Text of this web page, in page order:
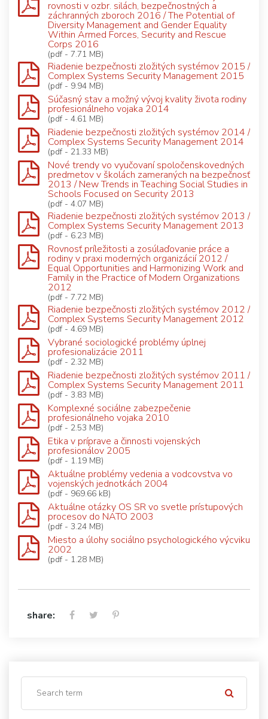
rovnosti v ozbr. silách, bezpečnostných a
záchranných zboroch 2016 / The Potential of
Diversity Management and Gender Equality
Within Armed Forces, Security and Rescue
Corps 2016
(pdf - 7.71 MB)
Riadenie bezpečnosti zložitých systémov 2015 /
Complex Systems Security Management 2015
(pdf - 9.94 MB)
Súčasný stav a možný vývoj kvality života rodiny
profesionálneho vojaka 2014
(pdf - 4.61 MB)
Riadenie bezpečnosti zložitých systémov 2014 /
Complex Systems Security Management 2014
(pdf - 21.33 MB)
Nové trendy vo vyučovaní spoločenskovedných
predmetov v školách zameraných na bezpečnosť
2013 / New Trends in Teaching Social Studies in
Schools Focused on Security 2013
(pdf - 4.07 MB)
Riadenie bezpečnosti zložitých systémov 2013 /
Complex Systems Security Management 2013
(pdf - 6.23 MB)
Rovnosť príležitosti a zosúlaďovanie práce a
rodiny v praxi moderných organizácií 2012 /
Equal Opportunities and Harmonizing Work and
Family in the Practice of Modern Organizations
2012
(pdf - 7.72 MB)
Riadenie bezpečnosti zložitých systémov 2012 /
Complex Systems Security Management 2012
(pdf - 4.69 MB)
Vybrané sociologické problémy úplnej
profesionalizácie 2011
(pdf - 2.32 MB)
Riadenie bezpečnosti zložitých systémov 2011 /
Complex Systems Security Management 2011
(pdf - 3.83 MB)
Komplexné sociálne zabezpečenie
profesionálneho vojaka 2010
(pdf - 2.53 MB)
Etika v príprave a činnosti vojenských
profesionálov 2005
(pdf - 1.19 MB)
Aktuálne problémy vedenia a vodcovstva vo
vojenských jednotkách 2004
(pdf - 969.66 kB)
Aktuálne otázky OS SR vo svetle prístupových
procesov do NATO 2003
(pdf - 3.24 MB)
Miesto a úlohy sociálno psychologického výcviku
2002
(pdf - 1.28 MB)
share: